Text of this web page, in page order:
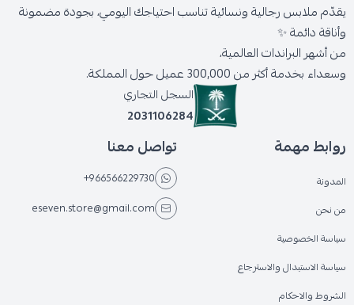
يقدّم ملابس رجالية ونسائية تناسب احتياجك اليومي، بجودة مضمونة
وأناقة دائمة ✨
من أشهر البراندات العالمية،
وسعداء بخدمة أكثر من 300,000 عميل حول المملكة.
السجل التجاري
2031106284
روابط مهمة
المدونة
من نحن
سياسة الخصوصية
سياسة الاستبدال والاسترجاع
الشروط والاحكام
تواصل معنا
+966566229730
eseven.store@gmail.com